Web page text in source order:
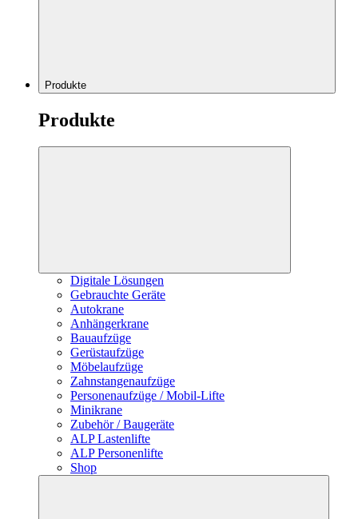
Produkte
Produkte
Digitale Lösungen
Gebrauchte Geräte
Autokrane
Anhängerkrane
Bauaufzüge
Gerüstaufzüge
Möbelaufzüge
Zahnstangenaufzüge
Personenaufzüge / Mobil-Lifte
Minikrane
Zubehör / Baugeräte
ALP Lastenlifte
ALP Personenlifte
Shop